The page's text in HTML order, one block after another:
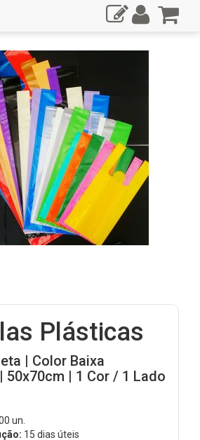
Plásticas
| Color Baixa
50x70cm | 1 Cor / 1 Lado
un.
15 dias úteis